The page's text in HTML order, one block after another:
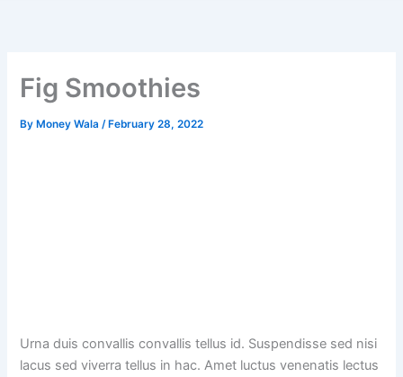
Fig Smoothies
By Money Wala/ February 28, 2022
Urna duis convallis convallis tellus id. Suspendisse sed nisi
lacus sed viverra tellus in hac. Amet luctus venenatis lectus